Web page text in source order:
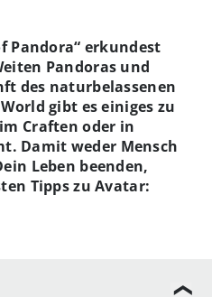
Pandora“ erkundest
Pandoras und
des naturbelassenen
gibt es einiges zu
Craften oder in
Damit weder Mensch
Leben beenden,
Tipps zu Avatar: